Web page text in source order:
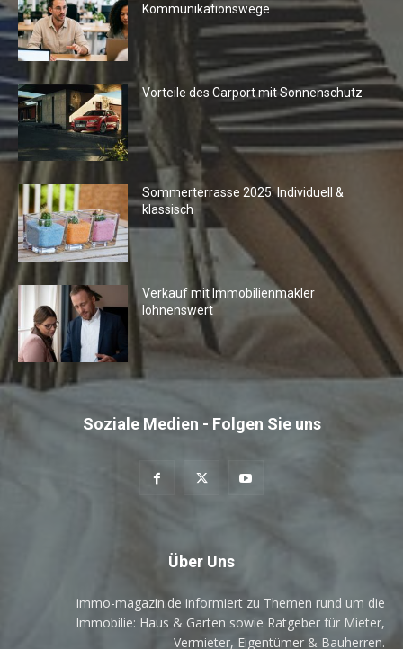
Kommunikationswege
Vorteile des Carport mit Sonnenschutz
Sommerterrasse 2025: Individuell &
klassisch
Verkauf mit Immobilienmakler
lohnenswert
Soziale Medien - Folgen Sie uns
Über Uns
immo-magazin.de informiert zu Themen rund um die
Immobilie: Haus & Garten sowie Ratgeber für Mieter,
Vermieter, Eigentümer & Bauherren.